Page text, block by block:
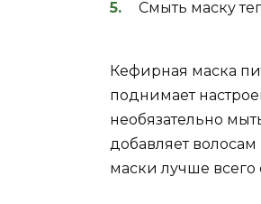
Смыть маску
Кефирная маска
поднимает
необязательно
добавляет волосам
маски лучше